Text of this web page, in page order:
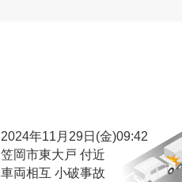
2024年11月29日(金)09:42
笠岡市東大戸 付近
車両相互 小破事故